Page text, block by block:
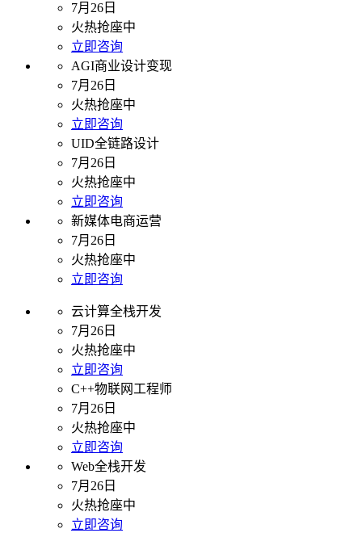
7月26日
火热抢座中
立即咨询
AGI商业设计变现
7月26日
火热抢座中
立即咨询
UID全链路设计
7月26日
火热抢座中
立即咨询
新媒体电商运营
7月26日
火热抢座中
立即咨询
云计算全栈开发
7月26日
火热抢座中
立即咨询
C++物联网工程师
7月26日
火热抢座中
立即咨询
Web全栈开发
7月26日
火热抢座中
立即咨询